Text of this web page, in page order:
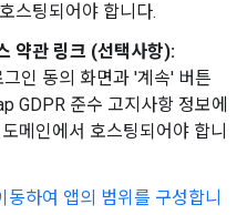
스팅되어야 합니다.
약관 링크 (선택사항):
인 동의 화면과 '계속' 버튼
GDPR 준수 고지사항 정보에
메인에서 호스팅되어야 합니
하여 앱의 범위를 구성합니